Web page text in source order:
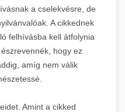
a cselekvésre, de
A cikkednek
felhívásba kell átfolynia
hogy ez
amíg nem válik
Amint a cikked